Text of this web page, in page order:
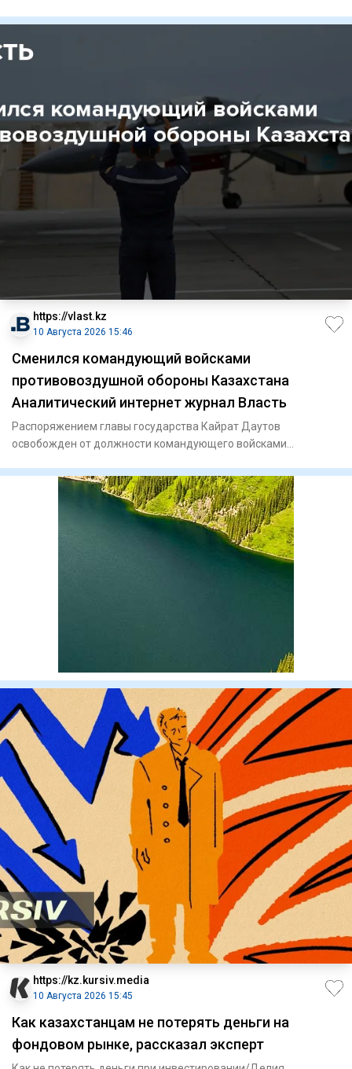
https://vlast.kz
10 Августа 2026 15:46
Сменился командующий войсками
противовоздушной обороны Казахстана
Аналитический интернет журнал Власть
Распоряжением главы государства Кайрат Даутов
освобожден от должности командующего войсками
https://kz.kursiv.media
10 Августа 2026 15:45
Как казахстанцам не потерять деньги на
фондовом рынке, рассказал эксперт